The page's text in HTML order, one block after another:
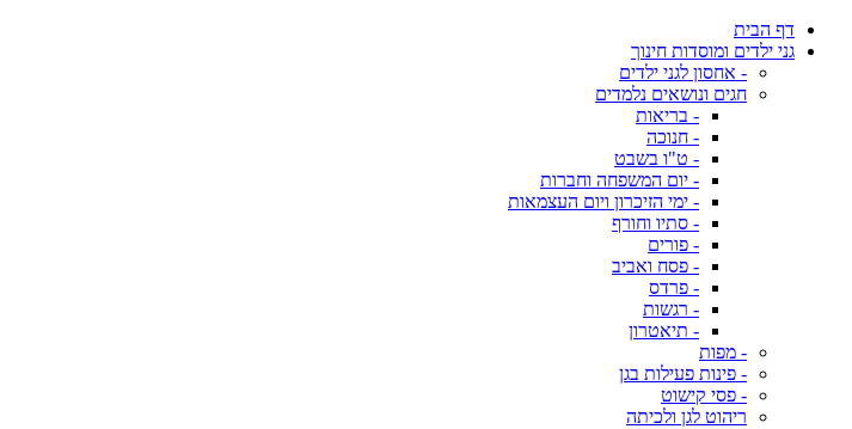
דף הבית
גני ילדים ומוסדות חינוך
- אחסון לגני ילדים
חגים ונושאים נלמדים
- בריאות
- חנוכה
- ט"ו בשבט
- יום המשפחה וחברות
- ימי הזיכרון ויום העצמאות
- סתיו וחורף
- פורים
- פסח ואביב
- פרדס
- רגשות
- תיאטרון
- מפות
- פינות פעילות בגן
- פסי קישוט
ריהוט לגן ולכיתה